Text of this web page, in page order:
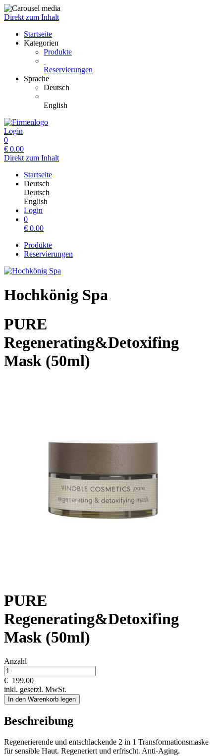
Direkt zum Inhalt
Startseite
Kategorien
Produkte
Reservierungen
Sprache
Deutsch
English
Login
0
€ 0.00
Direkt zum Inhalt
Startseite
Deutsch
Deutsch
English
Login
0
€ 0.00
Produkte
Reservierungen
Hochkönig Spa
PURE
Regenerating&Detoxifing
Mask (50ml)
PURE
Regenerating&Detoxifing
Mask (50ml)
Anzahl
€ 199.00
inkl. gesetzl. MwSt.
In den Warenkorb legen
Beschreibung
Regenerierende und entschlackende 2 in 1 Transformationsmaske
für sensible Haut. Regeneriert und erfrischt. Anti-Aging.